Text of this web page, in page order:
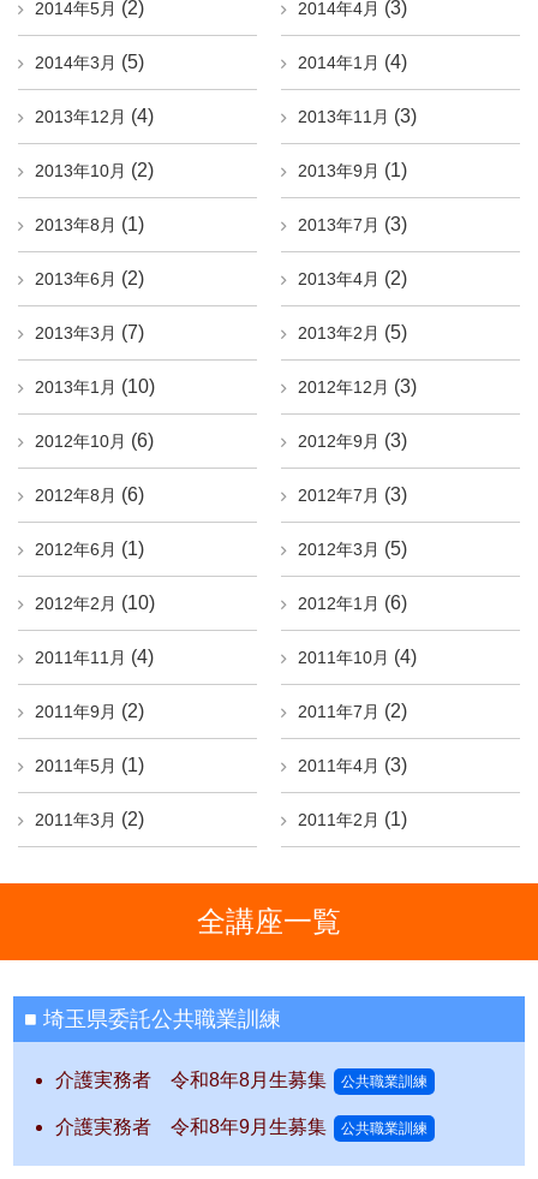
2014年5月 (2) 2014年4月 (3)
2014年3月 (5) 2014年1月 (4)
2013年12月 (4) 2013年11月 (3)
2013年10月 (2) 2013年9月 (1)
2013年8月 (1) 2013年7月 (3)
2013年6月 (2) 2013年4月 (2)
2013年3月 (7) 2013年2月 (5)
2013年1月 (10) 2012年12月 (3)
2012年10月 (6) 2012年9月 (3)
2012年8月 (6) 2012年7月 (3)
2012年6月 (1) 2012年3月 (5)
2012年2月 (10) 2012年1月 (6)
2011年11月 (4) 2011年10月 (4)
2011年9月 (2) 2011年7月 (2)
2011年5月 (1) 2011年4月 (3)
2011年3月 (2) 2011年2月 (1)
全講座一覧
埼玉県委託公共職業訓練
介護実務者 令和8年8月生募集 公共職業訓練
介護実務者 令和8年9月生募集 公共職業訓練